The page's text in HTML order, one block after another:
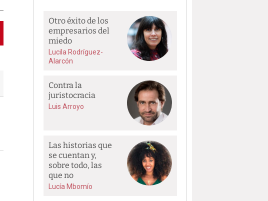
Otro éxito de los
empresarios del
miedo
Lucila Rodríguez-
Alarcón
Contra la
juristocracia
Luis Arroyo
Las historias que
se cuentan y,
sobre todo, las
que no
Lucía Mbomío